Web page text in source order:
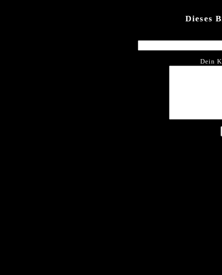
Dieses
Dein